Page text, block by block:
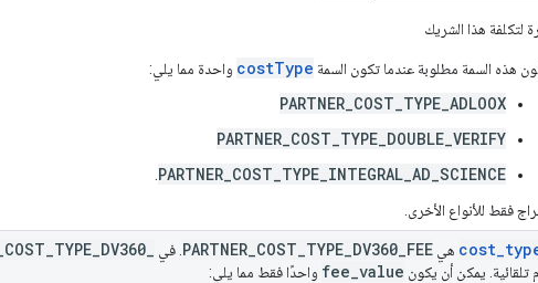
لتكلفة هذا الشريك
هذه السمة مطلوبة عندما تكون السمة costType واحدة مما يلي:
PARTNER_COST_TYPE_ADLOOX
PARTNER_COST_TYPE_DOUBLE_VERIFY
PARTNER_COST_TYPE_INTEGRAL_AD_SCIENCE
فقط للأنواع الأخرى.
cost_ هي PARTNER COST TYPE DV360 FEE . في COST TYPE DV360
fee value واحدًا فقط مما يلي: